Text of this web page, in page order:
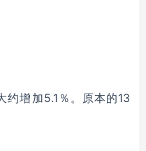
增加5.1％。原本的13